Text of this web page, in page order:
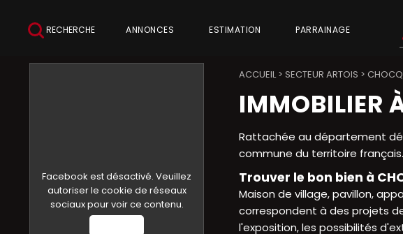
RECHERCHE ANNONCES ESTIMATION PARRAINAGE
Facebook est désactivé. Veuillez
autoriser le cookie de réseaux
sociaux pour voir ce contenu.
ACCUEIL> SECTEUR ARTOIS >
IMMOBILIER
Rattachée au département
commune du territoire français.
Trouver le bon bien à
Maison de village, pavillon,
correspondent à des projets
l'exposition, les possibilités